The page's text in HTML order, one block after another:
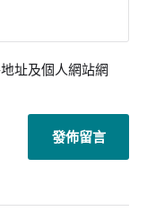
址及個人網站網